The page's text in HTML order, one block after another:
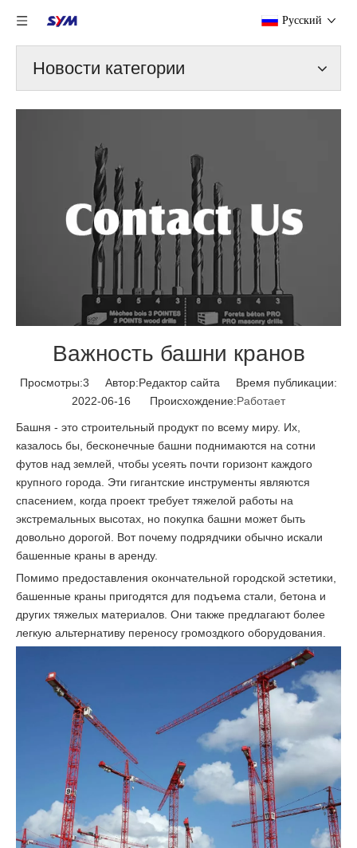
Pусский
Новости категории
Важность башни кранов
Просмотры:3 Автор:Pедактор сайта Время публикации:
2022-06-16 Происхождение:Работает
Башня - это строительный продукт по всему миру. Их,
казалось бы, бесконечные башни поднимаются на сотни
футов над землей, чтобы усеять почти горизонт каждого
крупного города. Эти гигантские инструменты являются
спасением, когда проект требует тяжелой работы на
экстремальных высотах, но покупка башни может быть
довольно дорогой. Вот почему подрядчики обычно искали
башенные краны в аренду.
Помимо предоставления окончательной городской эстетики,
башенные краны пригодятся для подъема стали, бетона и
других тяжелых материалов. Они также предлагают более
легкую альтернативу переносу громоздкого оборудования.